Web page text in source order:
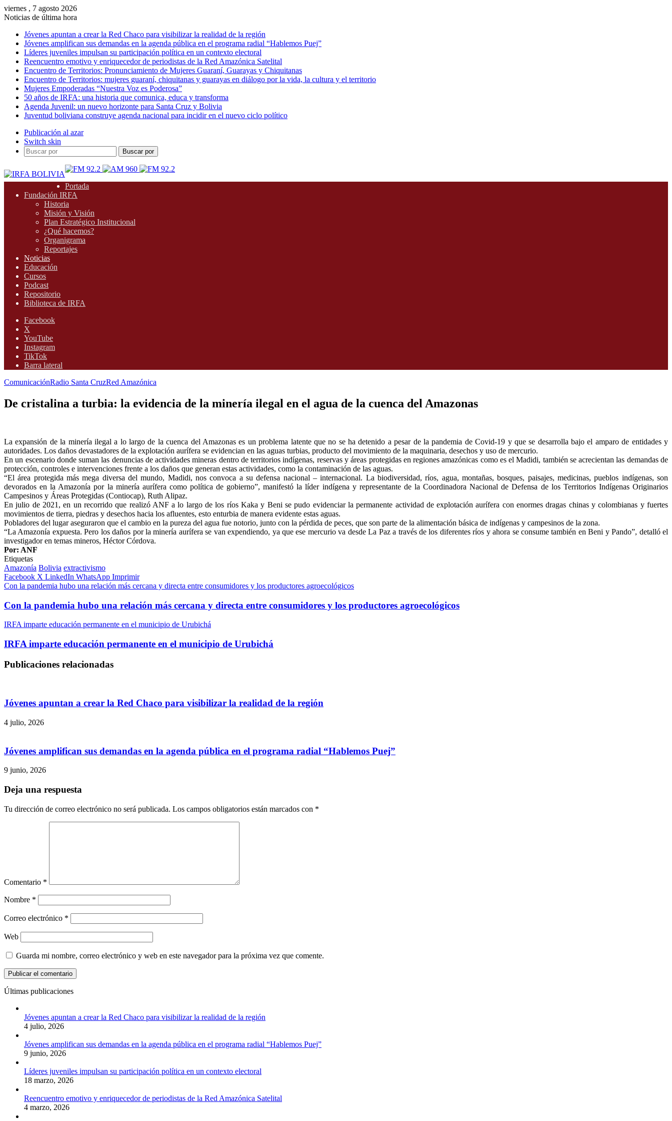
viernes , 7 agosto 2026
Noticias de última hora
Jóvenes apuntan a crear la Red Chaco para visibilizar la realidad de la región
Jóvenes amplifican sus demandas en la agenda pública en el programa radial “Hablemos Puej”
Líderes juveniles impulsan su participación política en un contexto electoral
Reencuentro emotivo y enriquecedor de periodistas de la Red Amazónica Satelital
Encuentro de Territorios: Pronunciamiento de Mujeres Guaraní, Guarayas y Chiquitanas
Encuentro de Territorios: mujeres guaraní, chiquitanas y guarayas en diálogo por la vida, la cultura y el territorio
Mujeres Empoderadas “Nuestra Voz es Poderosa”
50 años de IRFA: una historia que comunica, educa y transforma
Agenda Juvenil: un nuevo horizonte para Santa Cruz y Bolivia
Juventud boliviana construye agenda nacional para incidir en el nuevo ciclo político
Publicación al azar
Switch skin
Buscar por
Portada
Fundación IRFA
Historia
Misión y Visión
Plan Estratégico Institucional
¿Qué hacemos?
Organigrama
Reportajes
Noticias
Educación
Cursos
Podcast
Repositorio
Biblioteca de IRFA
Facebook
X
YouTube
Instagram
TikTok
Barra lateral
ComunicaciónRadio Santa CruzRed Amazónica
De cristalina a turbia: la evidencia de la minería ilegal en el agua de la cuenca del Amazonas
La expansión de la minería ilegal a lo largo de la cuenca del Amazonas es un problema latente que no se ha detenido a pesar de la pandemia de Covid-19 y que se desarrolla bajo el amparo de entidades y
autoridades. Los daños devastadores de la explotación aurífera se evidencian en las aguas turbias, producto del movimiento de la maquinaria, desechos y uso de mercurio.
En un escenario donde suman las denuncias de actividades mineras dentro de territorios indígenas, reservas y áreas protegidas en regiones amazónicas como es el Madidi, también se acrecientan las demandas de
protección, controles e intervenciones frente a los daños que generan estas actividades, como la contaminación de las aguas.
“El área protegida más mega diversa del mundo, Madidi, nos convoca a su defensa nacional – internacional. La biodiversidad, ríos, agua, montañas, bosques, paisajes, medicinas, pueblos indígenas, son
devorados en la Amazonía por la minería aurífera como política de gobierno”, manifestó la líder indígena y representante de la Coordinadora Nacional de Defensa de los Territorios Indígenas Originarios
Campesinos y Áreas Protegidas (Contiocap), Ruth Alipaz.
En julio de 2021, en un recorrido que realizó ANF a lo largo de los ríos Kaka y Beni se pudo evidenciar la permanente actividad de explotación aurífera con enormes dragas chinas y colombianas y fuertes
movimientos de tierra, piedras y desechos hacia los afluentes, esto enturbia de manera evidente estas aguas.
Pobladores del lugar aseguraron que el cambio en la pureza del agua fue notorio, junto con la pérdida de peces, que son parte de la alimentación básica de indígenas y campesinos de la zona.
“La Amazonía expuesta. Pero los daños por la minería aurífera se van expendiendo, ya que ese mercurio va desde La Paz a través de los diferentes ríos y ahora se consume también en Beni y Pando”, detalló el
investigador en temas mineros, Héctor Córdova.
Por: ANF
Etiquetas
Amazonía Bolivia extractivismo
Facebook X LinkedIn WhatsApp Imprimir
Con la pandemia hubo una relación más cercana y directa entre consumidores y los productores agroecológicos
Con la pandemia hubo una relación más cercana y directa entre consumidores y los productores agroecológicos
IRFA imparte educación permanente en el municipio de Urubichá
IRFA imparte educación permanente en el municipio de Urubichá
Publicaciones relacionadas
Jóvenes apuntan a crear la Red Chaco para visibilizar la realidad de la región
4 julio, 2026
Jóvenes amplifican sus demandas en la agenda pública en el programa radial “Hablemos Puej”
9 junio, 2026
Deja una respuesta
Tu dirección de correo electrónico no será publicada. Los campos obligatorios están marcados con *
Comentario *
Nombre *
Correo electrónico *
Web
Guarda mi nombre, correo electrónico y web en este navegador para la próxima vez que comente.
Últimas publicaciones
Jóvenes apuntan a crear la Red Chaco para visibilizar la realidad de la región
4 julio, 2026
Jóvenes amplifican sus demandas en la agenda pública en el programa radial “Hablemos Puej”
9 junio, 2026
Líderes juveniles impulsan su participación política en un contexto electoral
18 marzo, 2026
Reencuentro emotivo y enriquecedor de periodistas de la Red Amazónica Satelital
4 marzo, 2026